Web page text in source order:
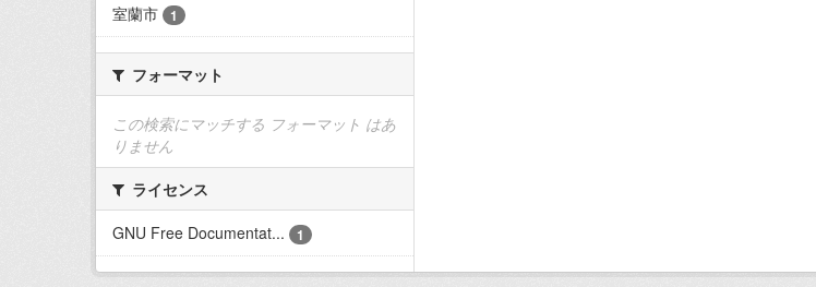
室蘭市 1
フォーマット
この検索にマッチする フォーマット はあ
りません
ライセンス
GNU Free Documentat...
1